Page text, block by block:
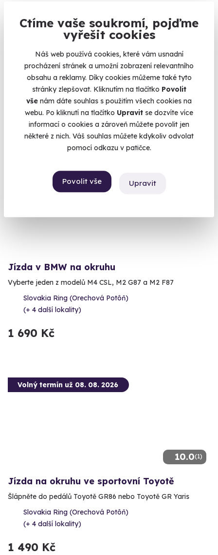
Ctíme vaše soukromí, pojďme
vyřešit cookies
Náš web používá cookies, které vám usnadní
procházení stránek a umožní zobrazení relevantního
obsahu a reklamy. Díky cookies můžeme také tyto
stránky zlepšovat. Kliknutím na tlačítko Povolit
vše nám dáte souhlas s použitím všech cookies na
webu. Po kliknutí na tlačítko Upravit se dozvíte více
informací o cookies a zároveň můžete povolit jen
některé z nich. Váš souhlas můžete kdykoliv odvolat
pomocí odkazu v patičce.
Povolit vše Upravit
8.0(2)
Spolujízda v závodním Ferrari
Jízda ve sporťáku s rychlostí přes 300 km/h
Slovakia Ring
(+ 2 další lokality)
4 500 Kč
Volný termín už 08. 08. 2026
Jízda v BMW na okruhu
Vyberte jeden z modelů M4 CSL, M2 G87 a M2 F87
Slovakia Ring (Orechová Potôň)
(+ 4 další lokality)
1 690 Kč
10.0(1)
Volný termín už 08. 08. 2026
Jízda na okruhu ve sportovní Toyotě
Šlápněte do pedálů Toyotě GR86 nebo Toyotě GR Yaris
Slovakia Ring (Orechová Potôň)
(+ 4 další lokality)
1 490 Kč